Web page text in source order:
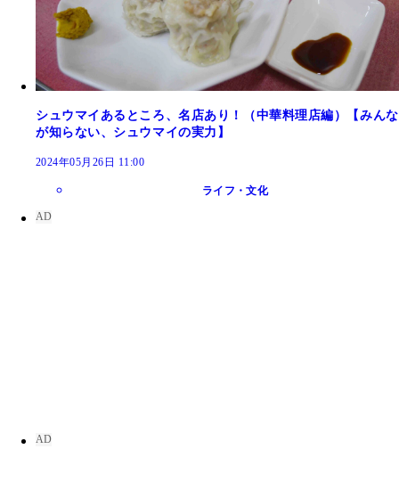
シュウマイあるところ、名店あり！（中華料理店編）【みんな
が知らない、シュウマイの実力】
2024年05月26日 11:00
ライフ・文化